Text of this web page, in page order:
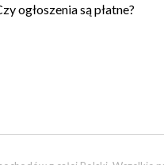
ogłoszenia są płatne?